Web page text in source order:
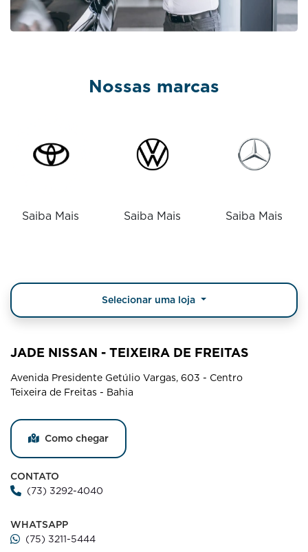
Nossas marcas
Saiba Mais Saiba Mais Saiba Mais
Selecionar uma loja
JADE NISSAN - TEIXEIRA DE FREITAS
Avenida Presidente Getúlio Vargas, 603 - Centro
Teixeira de Freitas - Bahia
Como chegar
CONTATO
(73) 3292-4040
WHATSAPP
(75) 3211-5444